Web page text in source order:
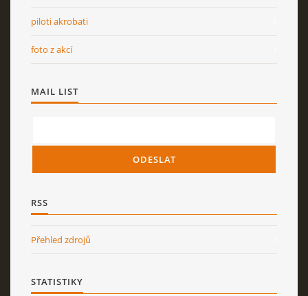
piloti akrobati
foto z akcí
MAIL LIST
RSS
Přehled zdrojů
STATISTIKY